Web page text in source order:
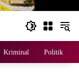
Kriminal Politik